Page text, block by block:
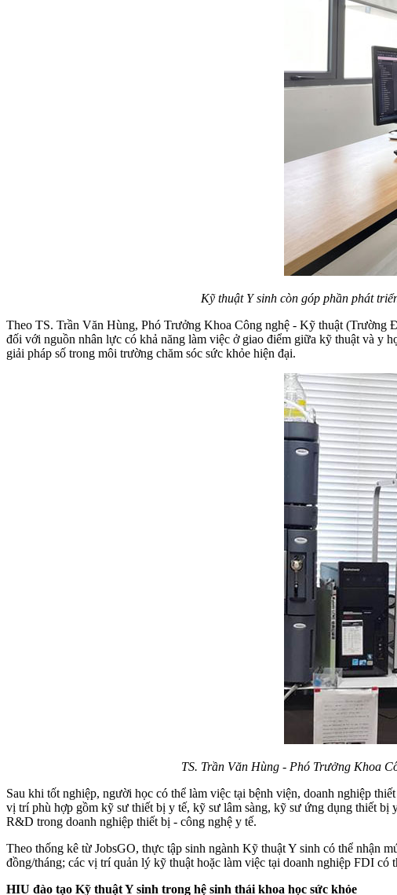
Kỹ thuật Y sinh còn góp phần phát
Theo TS. Trần Văn Hùng, Phó Trưởng Khoa Công nghệ - Kỹ thuật (Trường
đối với nguồn nhân lực có khả năng làm việc ở giao điểm giữa kỹ thuật và y
giải pháp số trong môi trường chăm sóc sức khỏe hiện đại.
TS. Trần Văn Hùng - Phó Trưởng Khoa
Sau khi tốt nghiệp, người học có thể làm việc tại bệnh viện, doanh nghiệp
vị trí phù hợp gồm kỹ sư thiết bị y tế, kỹ sư lâm sàng, kỹ sư ứng dụng thiết
R&D trong doanh nghiệp thiết bị - công nghệ y tế.
Theo thống kê từ JobsGO, thực tập sinh ngành Kỹ thuật Y sinh có thể nhận
đồng/tháng; các vị trí quản lý kỹ thuật hoặc làm việc tại doanh nghiệp FDI
HIU đào tạo Kỹ thuật Y sinh trong hệ sinh thái khoa học sức khỏe